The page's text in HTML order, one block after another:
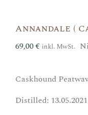
Annandale (
69,00€ inkl. MwSt.
Caskhound
Distilled: